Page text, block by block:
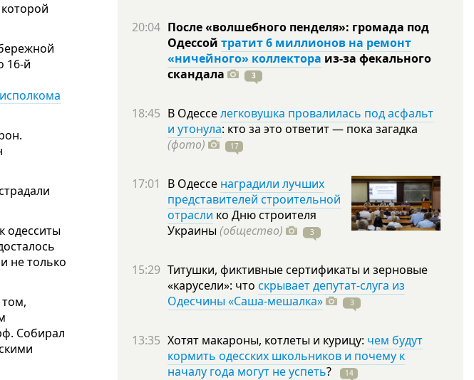
которой
16-й
одесситы
не только
Собирал
20:04 После «волшебного пенделя»: громада под
Одессой тратит 6 миллионов на ремонт
«ничейного» коллектора из-за фекального
скандала
3
18:45 В Одесселегковушка провалилась под асфальт
и утонула: кто за это ответит — пока загадка
(фото)
17
17:01 В Одессе наградили лучших
представителей строительной
отрасли ко Дню строителя
Украины (общество) 3
15:29 Титушки, фиктивные сертификаты и зерновые
«карусели»: что скрывает депутат-слуга из
Одесчины «Саша-мешалка»
3
13:35 Хотят макароны, котлеты и курицу: чем будут
кормить одесских школьников и почему к
началу года могут не успеть? 14